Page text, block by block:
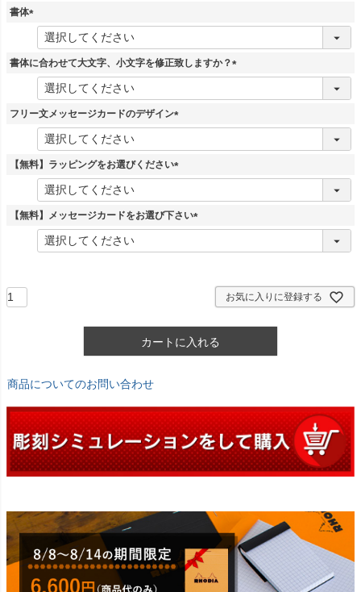
書体
須
書体に合わせて大文字、小文字を修正致しますか？
(
フリー文メッセージカードのデザイン
(
須
【無料】ラッピングをお選びください
(
須
【無料】メッセージカードをお選び下さい
(
お気に入りに登録する
カートに入れる
商品についてのお問い合わせ